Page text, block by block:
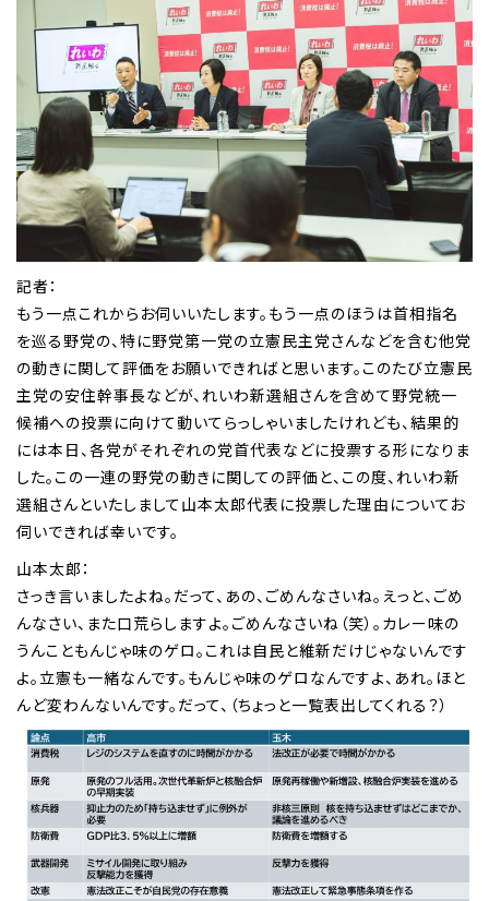
記者：
もう一点これからお伺いいたします。もう一点のほうは首相指名
を巡る野党の、特に野党第一党の立憲民主党さんなどを含む他党
の動きに関して評価をお願いできればと思います。このたび立憲民
主党の安住幹事長などが、れいわ新選組さんを含めて野党統一
候補への投票に向けて動いてらっしゃいましたけれども、結果的
には本日、各党がそれぞれの党首代表などに投票する形になりま
した。この一連の野党の動きに関しての評価と、この度、れいわ新
選組さんといたしまして山本太郎代表に投票した理由についてお
伺いできれば幸いです。
山本太郎：
さっき言いましたよね。だって、あの、ごめんなさいね。えっと、ごめ
んなさい、また口荒らしますよ。ごめんなさいね（笑）。カレー味の
うんこともんじゃ味のゲロ。これは自民と維新だけじゃないんです
よ。立憲も一緒なんです。もんじゃ味のゲロなんですよ、あれ。ほと
んど変わんないんです。だって、（ちょっと一覧表出してくれる？）